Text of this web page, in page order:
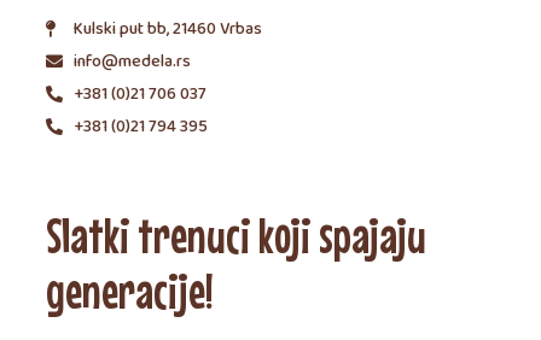
Kulski put bb, 21460 Vrbas
info@medela.rs
+381 (0)21 706 037
+381 (0)21 794 395
Slatki trenuci koji spajaju
generacije!